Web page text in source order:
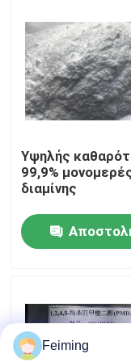
Περίπου εμείς
Γύρος
Ποιοτικός
Μας ελάτε σε
Ζητήστε ένα
Μονομερές
Λαστιχένιο
Υψηλής
99,9%
διαμίνης
Feiming